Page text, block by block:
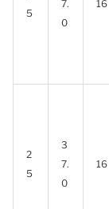
5
7.
0
16
2
5
3
7.
0
16